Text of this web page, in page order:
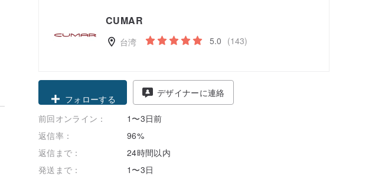
CUMAR
台湾 5.0 (143)
フォローする
デザイナーに連絡
前回オンライン：
1〜3日前
返信率：
96%
返信まで：
24時間以内
発送まで：
1〜3日